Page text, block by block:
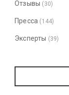
Отзывы (30)
Пресса (144)
Эксперты (39)